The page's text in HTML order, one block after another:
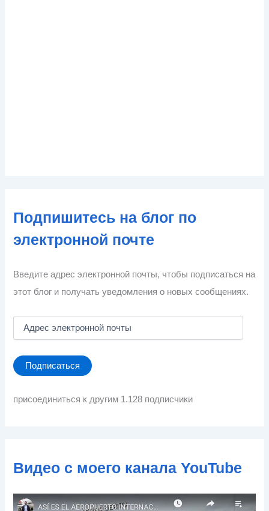
Подпишитесь на блог по
электронной почте
Введите адрес электронной почты, чтобы подписаться на
этот блог и получать уведомления о новых сообщениях.
е
с
е
н
й
Подписаться
присоединиться к другим 1.128 подписчики
Видео с моего канала YouTube